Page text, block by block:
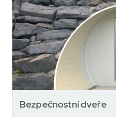
Bezpečnostní dveře